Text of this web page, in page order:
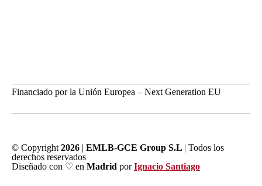
Financiado por la Unión Europea – Next Generation EU
© Copyright 2026 | EMLB-GCE Group S.L | Todos los
derechos reservados
Diseñado con ♡ en Madrid porIgnacio Santiago